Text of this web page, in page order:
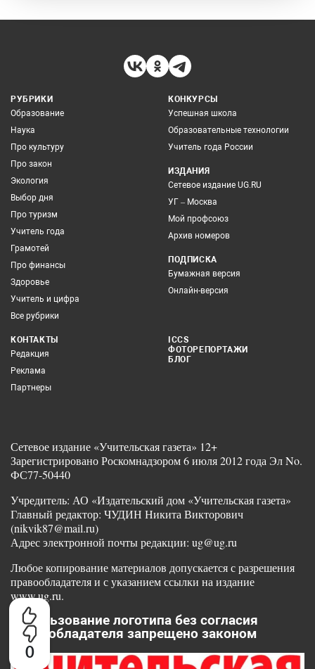
0
РУБРИКИ
Образование
Наука
Про культуру
Про закон
Экология
Выбор дня
Про туризм
Учитель года
Грамотей
Про финансы
Здоровье
Учитель и цифра
Все рубрики
КОНКУРСЫ
Успешная школа
Образовательные технологии
Учитель года России
ИЗДАНИЯ
Сетевое издание UG.RU
УГ – Москва
Мой профсоюз
Архив номеров
ПОДПИСКА
Бумажная версия
Онлайн-версия
КОНТАКТЫ
Редакция
Реклама
Партнеры
ICCS
ФОТОРЕПОРТАЖИ
БЛОГ
Сетевое издание «Учительская газета» 12+
Зарегистрировано Роскомнадзором 6 июля 2012 года Эл No.
ФС77-50440
Учредитель: АО «Издательский дом «Учительская газета»
Главный редактор: ЧУДИН Никита Викторович
(nikvik87@mail.ru)
Адрес электронной почты редакции: ug@ug.ru
Любое копирование материалов допускается с разрешения
правообладателя и с указанием ссылки на издание
www.ug.ru.
Использование логотипа без согласия
правообладателя запрещено законом